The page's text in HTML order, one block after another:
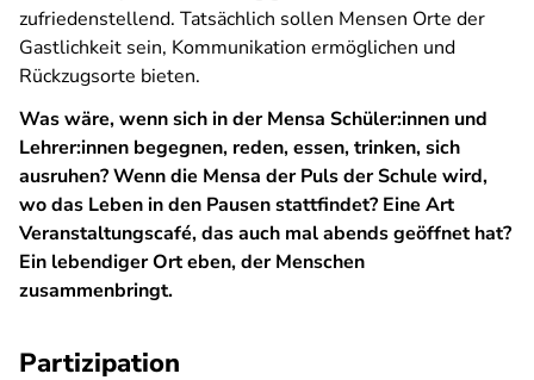
zufriedenstellend. Tatsächlich sollen Mensen Orte der
Gastlichkeit sein, Kommunikation ermöglichen und
Rückzugsorte bieten.
Was wäre, wenn sich in der Mensa Schüler:innen und
Lehrer:innen begegnen, reden, essen, trinken, sich
ausruhen? Wenn die Mensa der Puls der Schule wird,
wo das Leben in den Pausen stattfindet? Eine Art
Veranstaltungscafé, das auch mal abends geöffnet hat?
Ein lebendiger Ort eben, der Menschen
zusammenbringt.
Partizipation